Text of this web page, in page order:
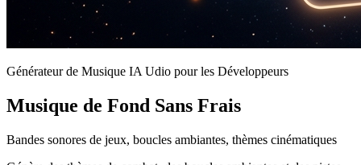
Générateur de Musique IA Udio pour les Développeurs
Musique de Fond Sans Frais
Bandes sonores de jeux, boucles ambiantes, thèmes cinématiques